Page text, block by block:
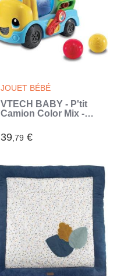
JOUET BÉBÉ
VTECH BABY - P'tit
Camion Color Mix -
Garçon - 18 mois+ -
Orange - Multicolore
39,79 €